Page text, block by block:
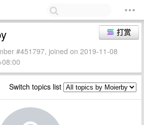
打赏
#451797, joined on 2019-11-08
Switch topics list